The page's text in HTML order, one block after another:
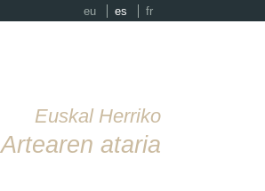
eu es fr
Euskal Herriko
Artearen ataria